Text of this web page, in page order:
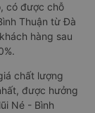
có được chỗ
Thuận từ Đà
hàng sau
chất lượng
được hưởng
Né - Bình